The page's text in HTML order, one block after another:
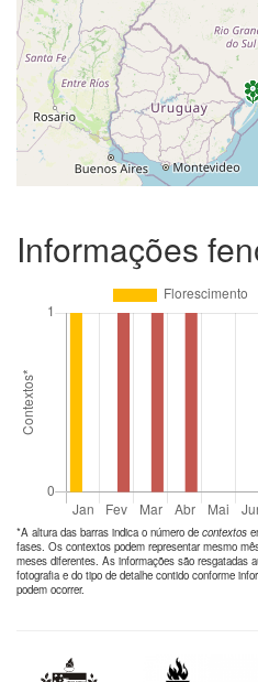
Informações
*A altura das barras indica o número de contextos
fases. Os contextos podem representar mesmo
meses diferentes. As informações são resgatadas
fotografia e do tipo de detalhe contido conforme
podem ocorrer.